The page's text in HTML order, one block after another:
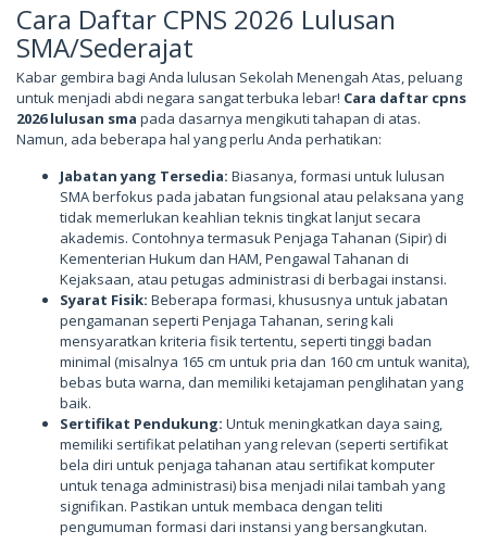
Cara Daftar CPNS 2026 Lulusan
SMA/Sederajat
Kabar gembira bagi Anda lulusan Sekolah Menengah Atas, peluang
untuk menjadi abdi negara sangat terbuka lebar! Cara daftar cpns
2026 lulusan sma pada dasarnya mengikuti tahapan di atas.
Namun, ada beberapa hal yang perlu Anda perhatikan:
Jabatan yang Tersedia: Biasanya, formasi untuk lulusan
SMA berfokus pada jabatan fungsional atau pelaksana yang
tidak memerlukan keahlian teknis tingkat lanjut secara
akademis. Contohnya termasuk Penjaga Tahanan (Sipir) di
Kementerian Hukum dan HAM, Pengawal Tahanan di
Kejaksaan, atau petugas administrasi di berbagai instansi.
Syarat Fisik: Beberapa formasi, khususnya untuk jabatan
pengamanan seperti Penjaga Tahanan, sering kali
mensyaratkan kriteria fisik tertentu, seperti tinggi badan
minimal (misalnya 165 cm untuk pria dan 160 cm untuk wanita),
bebas buta warna, dan memiliki ketajaman penglihatan yang
baik.
Sertifikat Pendukung: Untuk meningkatkan daya saing,
memiliki sertifikat pelatihan yang relevan (seperti sertifikat
bela diri untuk penjaga tahanan atau sertifikat komputer
untuk tenaga administrasi) bisa menjadi nilai tambah yang
signifikan. Pastikan untuk membaca dengan teliti
pengumuman formasi dari instansi yang bersangkutan.